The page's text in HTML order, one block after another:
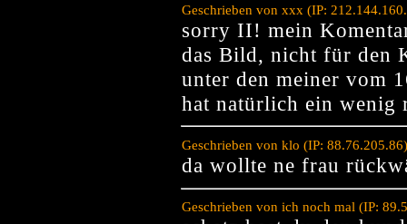
Geschrieben von xxx (IP:
sorry II! mein
das Bild, nicht für den
unter den meiner vom
hat natürlich ein wenig
Geschrieben von klo (IP:
da wollte ne frau
Geschrieben von ich noch mal (IP: